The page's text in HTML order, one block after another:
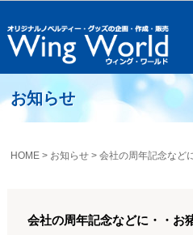
お知らせ
HOME > お知らせ >会社の周年記念など
会社の周年記念などに・・お